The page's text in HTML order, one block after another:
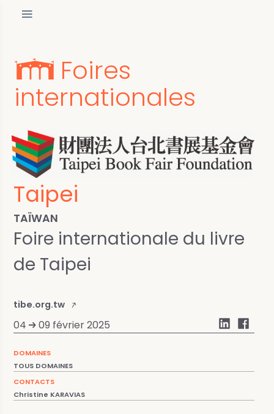
Foires
internationales
Taipei
TAÏWAN
Foire internationale du livre
de Taipei
tibe.org.tw
04 09 février 2025
DOMAINES
TOUS DOMAINES
CONTACTS
Christine KARAVIAS